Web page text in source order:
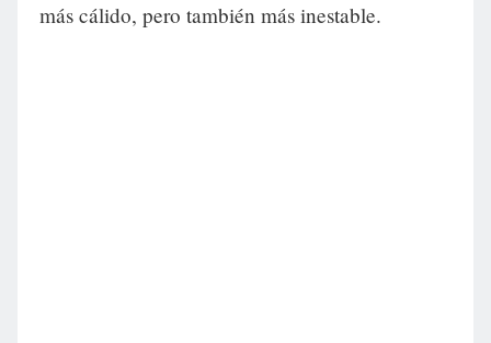
más cálido, pero también más inestable.